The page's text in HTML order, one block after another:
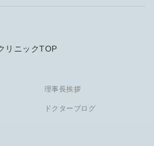
リニックTOP
理事長挨拶
ドクターブログ